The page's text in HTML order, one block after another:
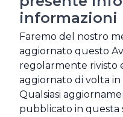
informazioni
Faremo del nostro
aggiornato questo
regolarmente rivisto
aggiornato di volta in
Qualsiasi
pubblicato in questa